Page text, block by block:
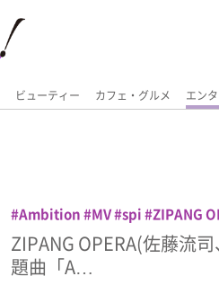
ビューティー カフェ・グルメ エン
Ambition MV spi ZIPANG
信
音楽
ZIPANG OPERA(佐藤流
題曲「A…